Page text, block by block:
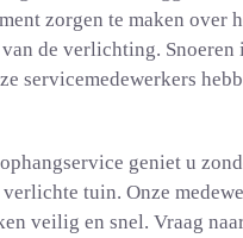
zorgen te maken over
de verlichting. Snoeren
servicemedewerkers
geniet u
tuin. Onze
veilig en snel. Vraag